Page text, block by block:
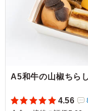
A5和牛の山椒ちら
4.56